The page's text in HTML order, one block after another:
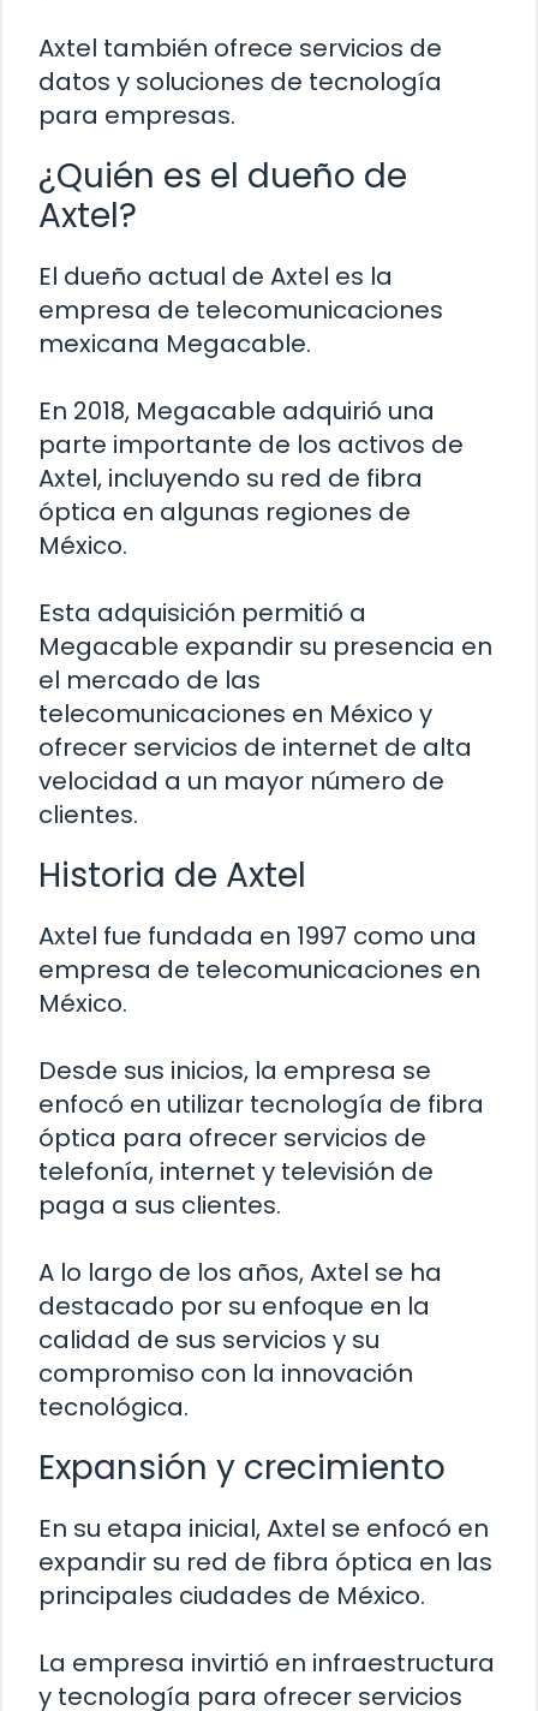
Axtel también ofrece servicios de
datos y soluciones de tecnología
para empresas.
¿Quién es el dueño de
Axtel?
El dueño actual de Axtel es la
empresa de telecomunicaciones
mexicana Megacable.
En 2018, Megacable adquirió una
parte importante de los activos de
Axtel, incluyendo su red de fibra
óptica en algunas regiones de
México.
Esta adquisición permitió a
Megacable expandir su presencia en
el mercado de las
telecomunicaciones en México y
ofrecer servicios de internet de alta
velocidad a un mayor número de
clientes.
Historia de Axtel
Axtel fue fundada en 1997 como una
empresa de telecomunicaciones en
México.
Desde sus inicios, la empresa se
enfocó en utilizar tecnología de fibra
óptica para ofrecer servicios de
telefonía, internet y televisión de
paga a sus clientes.
A lo largo de los años, Axtel se ha
destacado por su enfoque en la
calidad de sus servicios y su
compromiso con la innovación
tecnológica.
Expansión y crecimiento
En su etapa inicial, Axtel se enfocó en
expandir su red de fibra óptica en las
principales ciudades de México.
La empresa invirtió en infraestructura
y tecnología para ofrecer servicios